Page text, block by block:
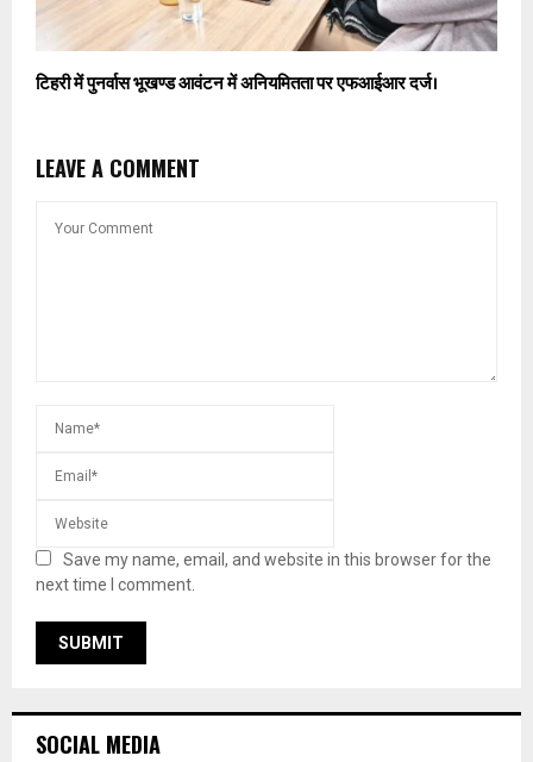
टिहरी में पुनर्वास भूखण्ड आवंटन में अनियमितता पर एफआईआर दर्ज।
LEAVE A COMMENT
Save my name, email, and website in this browser for the
next time I comment.
SOCIAL MEDIA